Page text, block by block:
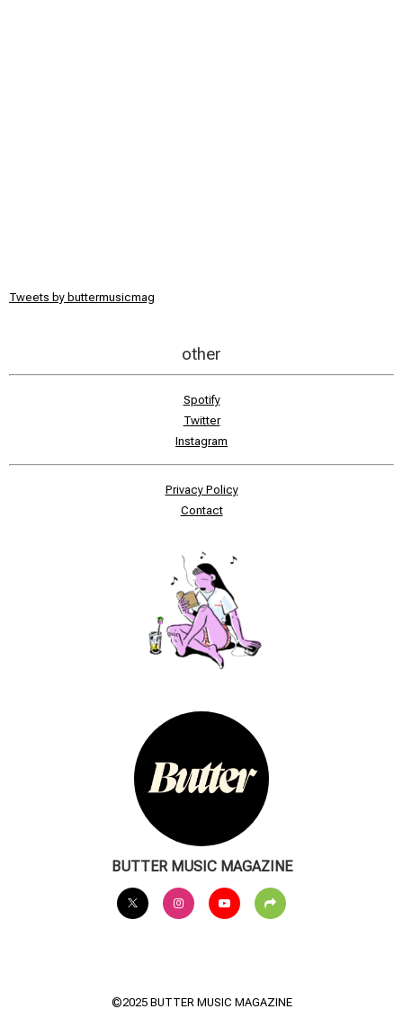
Tweets by buttermusicmag
other
Spotify
Twitter
Instagram
Privacy Policy
Contact
BUTTER MUSIC MAGAZINE
©2025 BUTTER MUSIC MAGAZINE